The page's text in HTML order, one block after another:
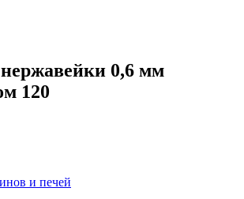
0,6 мм
120
и печей